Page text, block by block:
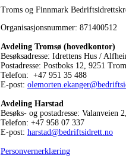
Troms og Finnmark
Organisasjonsnummer: 871400512
Avdeling Tromsø (hovedkontor)
Besøksadresse: Idrettens Hus /
Postadresse: Postboks 12, 9251
Telefon: +47 951 35 488
E-post:
Avdeling Harstad
Besøks- og postadresse: Valanveien
Telefon: +47 958 07 337
E-post: harstad@bedriftsidrett.no
Personvernerklæring